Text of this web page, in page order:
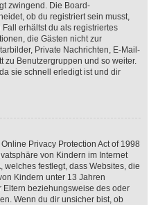
zwingend. Die Board-
ob du registriert sein musst,
erhältst du als registriertes
die Gästen nicht zur
Private Nachrichten, E-Mail-
zu Benutzergruppen und so weiter.
sie schnell erledigt ist und dir
Privacy Protection Act of 1998
von Kindern im Internet
welches festlegt, dass Websites, die
Kindern unter 13 Jahren
beziehungsweise des oder
Wenn du dir unsicher bist, ob